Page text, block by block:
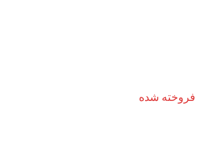
فروخته شده